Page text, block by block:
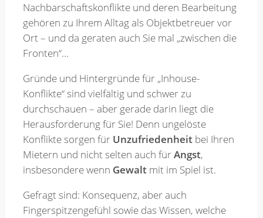
News
Kontakt
Merkzettel
Newsletter
Nachbarschaftskonflikte und deren Bearbeitung
gehören zu Ihrem Alltag als Objektbetreuer vor
Ort – und da geraten auch Sie mal „zwischen die
Fronten“…
Gründe und Hintergründe für „Inhouse-
Konflikte“ sind vielfältig und schwer zu
durchschauen – aber gerade darin liegt die
Herausforderung für Sie! Denn ungelöste
Konflikte sorgen für Unzufriedenheitbei Ihren
Mietern und nicht selten auch fürAngst,
insbesondere wenn Gewaltmit im Spiel ist.
Gefragt sind: Konsequenz, aber auch
Fingerspitzengefühl sowie das Wissen, welche